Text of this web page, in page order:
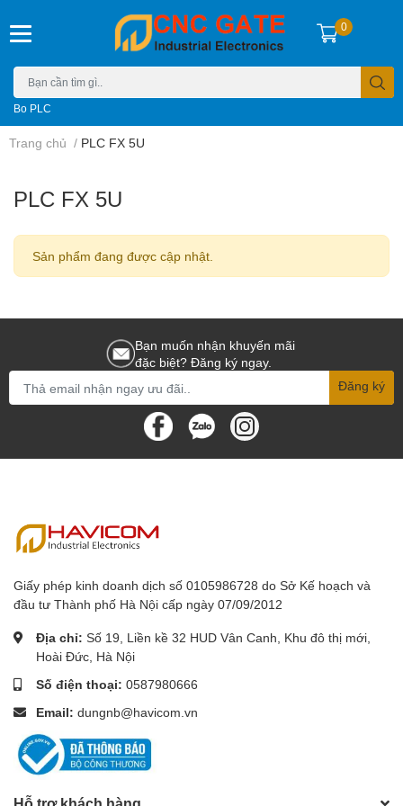
Bo PLC
0
Trang chủ / PLC FX 5U
PLC FX 5U
Sản phẩm đang được cập nhật.
Bạn muốn nhận khuyến mãi
đặc biệt? Đăng ký ngay.
Đăng ký
Giấy phép kinh doanh dịch số 0105986728 do Sở Kế hoạch và
đầu tư Thành phố Hà Nội cấp ngày 07/09/2012
Địa chỉ: Số 19, Liền kề 32 HUD Vân Canh, Khu đô thị mới,
Hoài Đức, Hà Nội
Số điện thoại: 0587980666
Email: dungnb@havicom.vn